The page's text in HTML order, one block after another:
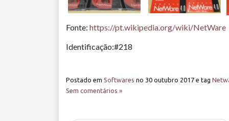
Fonte: https://pt.wikipedia.org/wiki/NetWare
Identificação:#218
Postado em Softwares no 30 outubro 2017e tag
Sem comentários »